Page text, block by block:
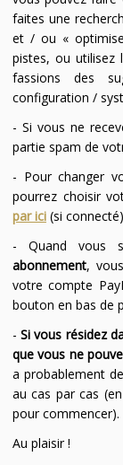
faites une
et / ou «
pistes, ou
fassions des
configuration /
- Si vous ne
partie spam de
- Pour changer
pourrez choisir
par ici(si
- Quand vous
abonnement,
votre compte
bouton en bas de
-Si vous résidez
que vous ne
a probablement
au cas par cas
pour commencer).
Au plaisir !